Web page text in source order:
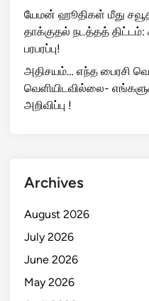
யேமன் ஹூதிகள் மீது
தாக்குதல் நடத்தத்
பரபரப்பு!
அதிசயம்… எந்த பைரசி
வெளியிடவில்லை-
அறிவிப்பு !
Archives
August 2026
July 2026
June 2026
May 2026